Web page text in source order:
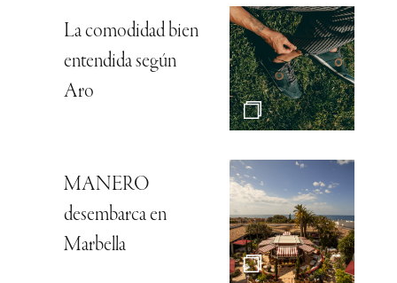
La comodidad bien
entendida según
Aro
MANERO
desembarca en
Marbella